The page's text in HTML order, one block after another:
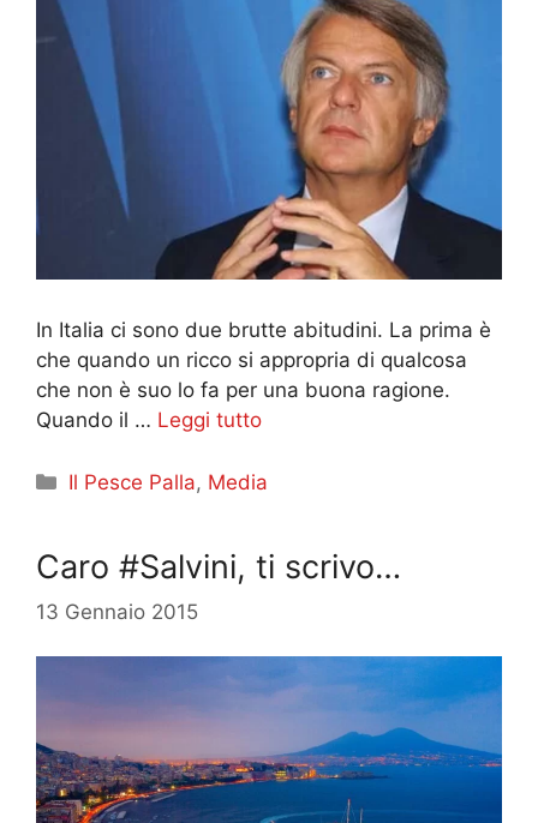
In Italia ci sono due brutte abitudini. La prima è
che quando un ricco si appropria di qualcosa
che non è suo lo fa per una buona ragione.
Quando il … Leggi tutto
Categorie
Il Pesce Palla, Media
Caro #Salvini, ti scrivo…
13 Gennaio 2015